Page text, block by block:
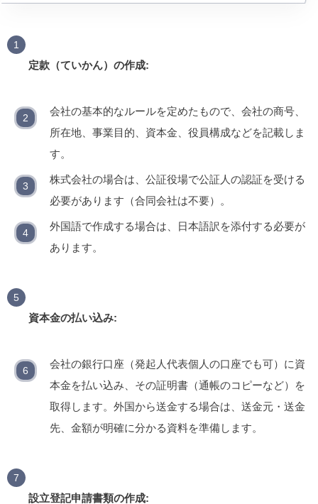
定款（ていかん）の作成:
会社の基本的なルールを定めたもので、会社の商号、
所在地、事業目的、資本金、役員構成などを記載しま
す。
株式会社の場合は、公証役場で公証人の認証を受ける
必要があります（合同会社は不要）。
外国語で作成する場合は、日本語訳を添付する必要が
あります。
資本金の払い込み:
会社の銀行口座（発起人代表個人の口座でも可）に資
本金を払い込み、その証明書（通帳のコピーなど）を
取得します。外国から送金する場合は、送金元・送金
先、金額が明確に分かる資料を準備します。
設立登記申請書類の作成: